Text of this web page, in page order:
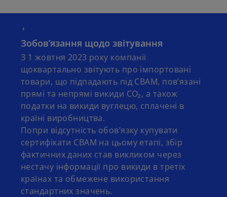
Зобов’язання щодо звітування
З 1 жовтня 2023 року компанії
щоквартально звітують про імпортовані
товари, що підпадають під CBAM, пов’язані
прямі та непрямі викиди CO₂, а також
податки на викиди вуглецю, сплачені в
країні виробництва.
Попри відсутність обов’язку купувати
сертифікати CBAM на цьому етапі, збір
фактичних даних став викликом через
нестачу інформації про викиди в третіх
країнах та обмежене використання
стандартних значень.